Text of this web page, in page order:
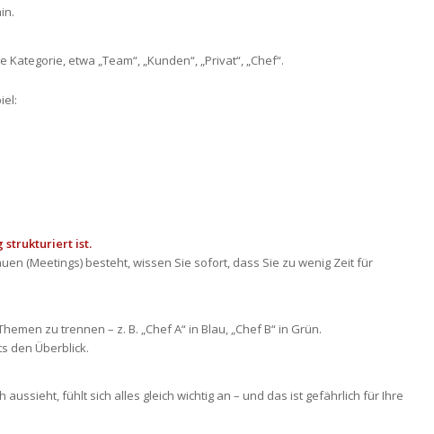
etwa „Team“, „Kunden“, „Privat“, „Chef“.
strukturiert ist.
(Meetings) besteht, wissen Sie sofort, dass Sie zu wenig Zeit für
zu trennen – z. B. „Chef A“ in Blau, „Chef B“ in Grün.
den Überblick.
fühlt sich alles gleich wichtig an – und das ist gefährlich für Ihre